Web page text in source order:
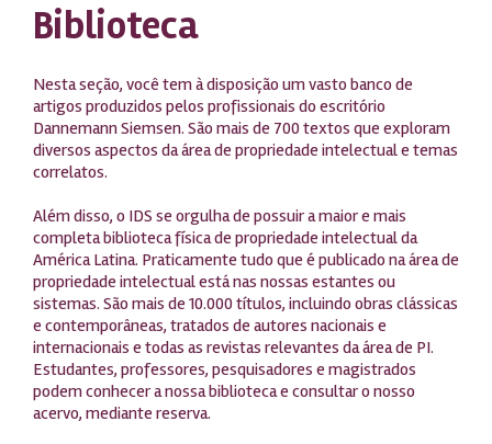
Biblioteca
Nesta seção, você tem à disposição um vasto banco de
artigos produzidos pelos profissionais do escritório
Dannemann Siemsen. São mais de 700 textos que exploram
diversos aspectos da área de propriedade intelectual e temas
correlatos.
Além disso, o IDS se orgulha de possuir a maior e mais
completa biblioteca física de propriedade intelectual da
América Latina. Praticamente tudo que é publicado na área de
propriedade intelectual está nas nossas estantes ou
sistemas. São mais de 10.000 títulos, incluindo obras clássicas
e contemporâneas, tratados de autores nacionais e
internacionais e todas as revistas relevantes da área de PI.
Estudantes, professores, pesquisadores e magistrados
podem conhecer a nossa biblioteca e consultar o nosso
acervo, mediante reserva.